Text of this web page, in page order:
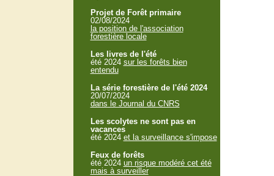
Projet de Forêt primaire
02/08/2024
la position de l'association
forestière locale
Les livres de l'été
été 2024 sur les forêts bien
entendu
La série forestière de l'été 2024
20/07/2024
dans le Journal du CNRS
Les scolytes ne sont pas en
vacances
été 2024 et la surveillance s'impose
Feux de forêts
été 2024 un risque modéré cet été
mais à surveiller